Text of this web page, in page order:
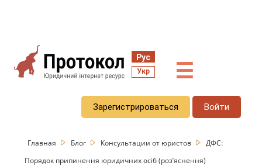
Рус
Укр ☰
Зарегистрироваться Войти
Главная Блог Консультации от юристов
ДФС:
Порядок припинення юридичних осіб (роз’яснення)